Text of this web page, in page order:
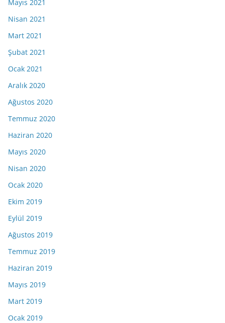
Mayıs 2021
Nisan 2021
Mart 2021
Şubat 2021
Ocak 2021
Aralık 2020
Ağustos 2020
Temmuz 2020
Haziran 2020
Mayıs 2020
Nisan 2020
Ocak 2020
Ekim 2019
Eylül 2019
Ağustos 2019
Temmuz 2019
Haziran 2019
Mayıs 2019
Mart 2019
Ocak 2019